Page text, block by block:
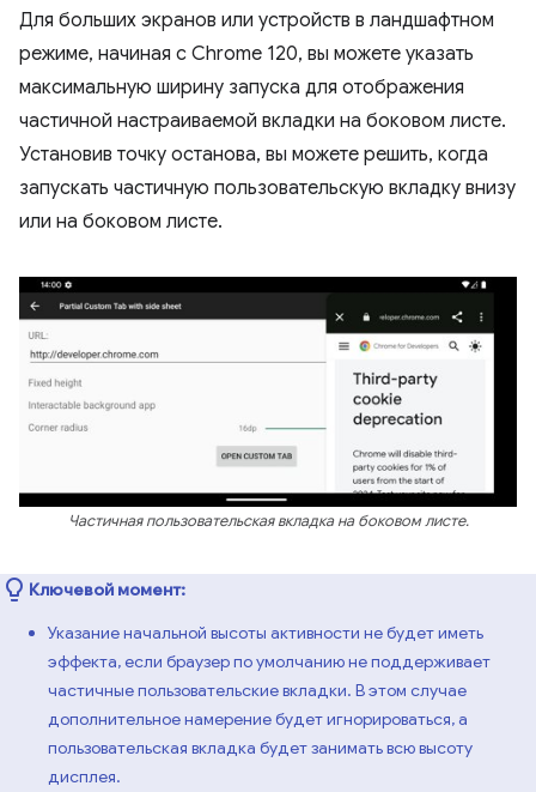
Для больших экранов или устройств в ландшафтном
режиме, начиная с Chrome 120, вы можете указать
максимальную ширину запуска для отображения
частичной настраиваемой вкладки на боковом листе.
Установив точку останова, вы можете решить, когда
запускать частичную пользовательскую вкладку внизу
или на боковом листе.
Частичная пользовательская вкладка на боковом листе.
Ключевой момент:
Указание начальной высоты активности не будет иметь
эффекта, если браузер по умолчанию не поддерживает
частичные пользовательские вкладки. В этом случае
дополнительное намерение будет игнорироваться, а
пользовательская вкладка будет занимать всю высоту
дисплея.